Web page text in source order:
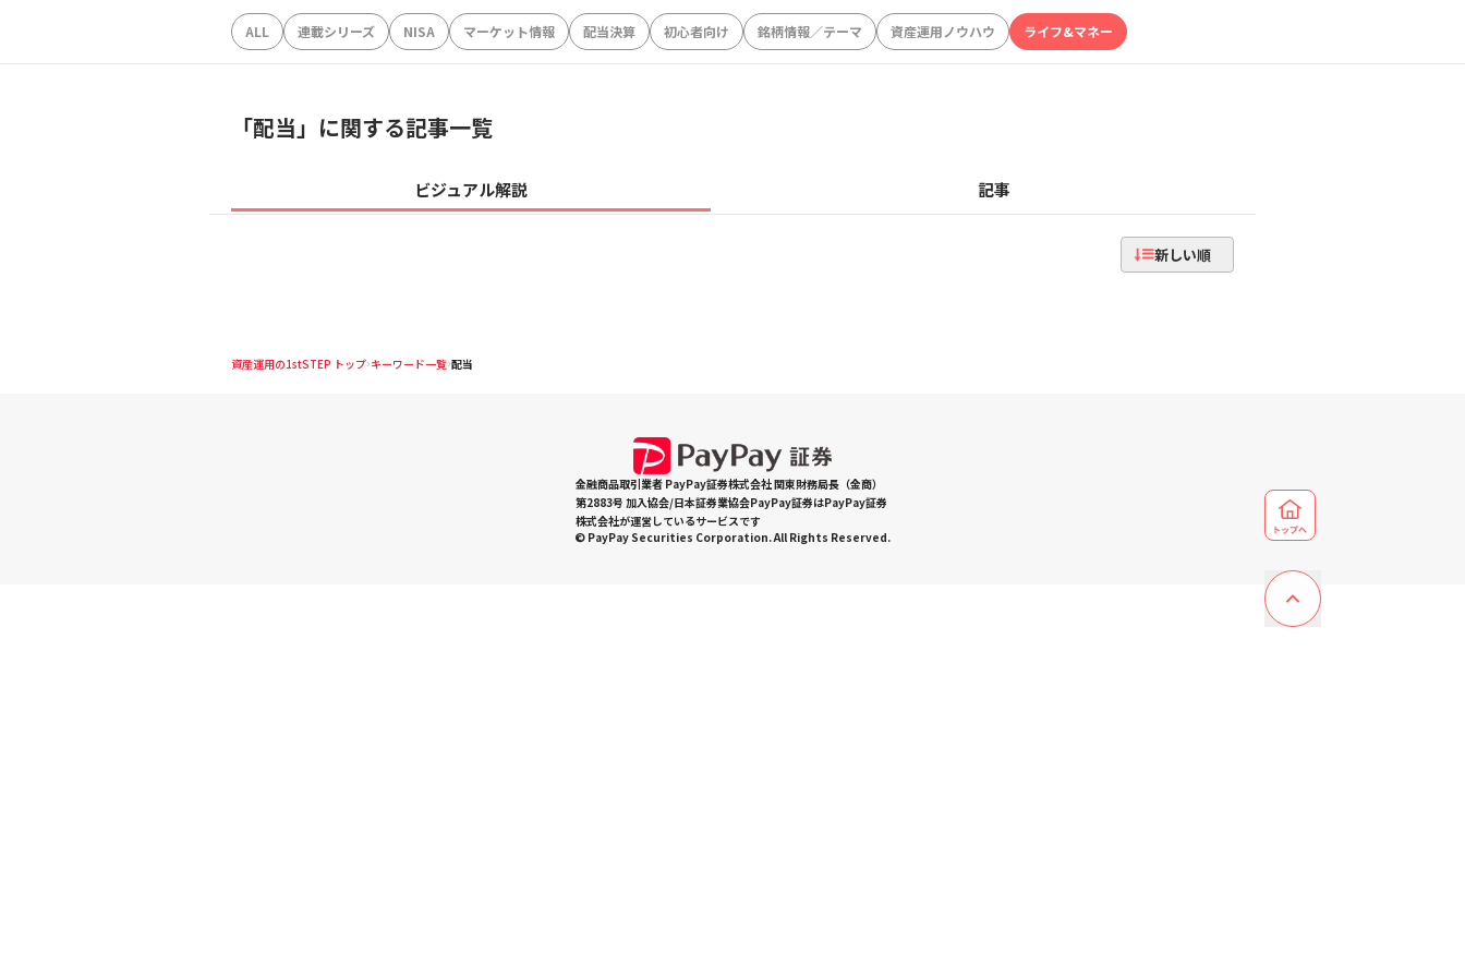
ALL 連載シリーズ NISA マーケット情報 配当決算 初心者向け 銘柄情報／テーマ 資産運用ノウハウ ライフ&マネー
「配当」に関する記事一覧
ビジュアル解説 記事
新しい順
資産運用の1stSTEP トップ キーワード一覧 配当
金融商品取引業者 PayPay証券株式会社 関東財務局長（金商）
第2883号 加入協会/日本証券業協会PayPay証券はPayPay証券
株式会社が運営しているサービスです
© PayPay Securities Corporation. All Rights Reserved.